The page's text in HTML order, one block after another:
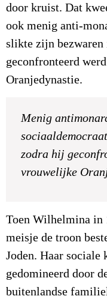
door kruist. Dat
ook menig anti-
slikte zijn bezwaren
geconfronteerd
Oranjedynastie.
Menig
zodra hij
vrouwelijke
Toen Wilhelmina in
meisje de troon
Joden. Haar sociale
gedomineerd door
buitenlandse